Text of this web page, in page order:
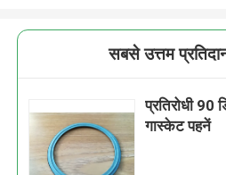
सबसे उत्तम
प्रतिरोधी 90
गास्केट पहनें